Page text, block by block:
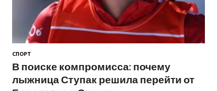
СПОРТ
В поиске компромисса: почему
лыжница Ступак решила перейти от